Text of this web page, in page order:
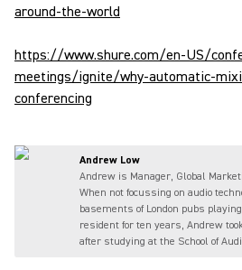
around-the-world
https://www.shure.com/en-US/
meetings/ignite/why-automatic-
conferencing
Andrew Low
Andrew is Manager, Global
When not focussing on audio
basements of London pubs
resident for ten years, Andrew
after studying at the School of